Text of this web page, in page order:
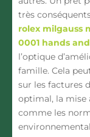
très
rolex milgauss
0001 hands
l’optique
famille. Cela
sur les factures
optimal, la mise
comme les